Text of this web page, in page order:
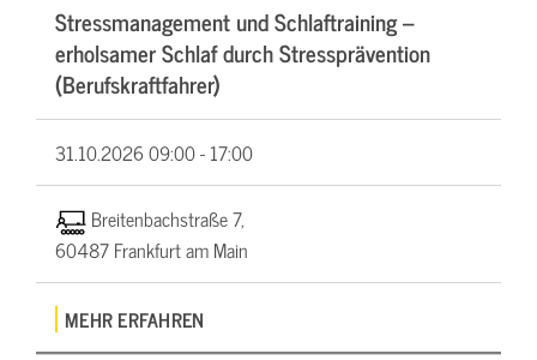
Stressmanagement und Schlaftraining –
erholsamer Schlaf durch Stressprävention
(Berufskraftfahrer)
31.10.202609:00 - 17:00
Breitenbachstraße 7,
60487 Frankfurt am Main
MEHR ERFAHREN